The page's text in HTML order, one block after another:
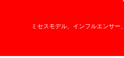
ミセスモデル、インフルエンサー、